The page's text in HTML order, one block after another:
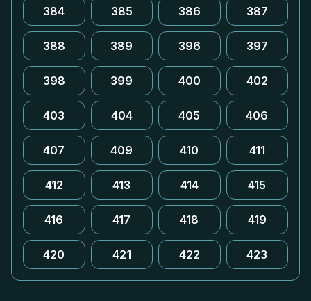
384 385 386 387
388 389 396 397
398 399 400 402
403 404 405 406
407 409 410 411
412 413 414 415
416 417 418 419
420 421 422 423